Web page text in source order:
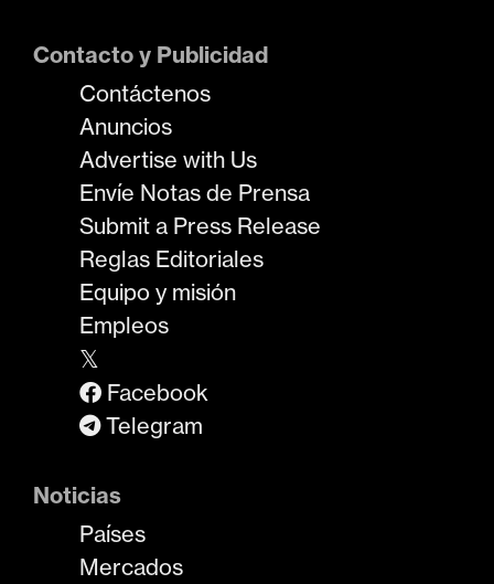
Contacto y Publicidad
Contáctenos
Anuncios
Advertise with Us
Envíe Notas de Prensa
Submit a Press Release
Reglas Editoriales
Equipo y misión
Empleos
𝕏
Facebook
Telegram
Noticias
Países
Mercados